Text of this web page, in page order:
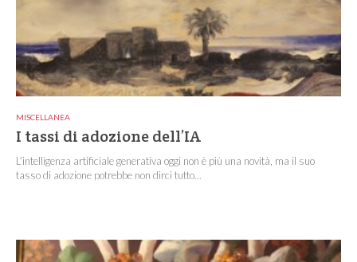
MISCELLANEA
I tassi di adozione dell’IA
L’intelligenza artificiale generativa oggi non è più una novità, ma il suo
tasso di adozione potrebbe non dirci tutto...